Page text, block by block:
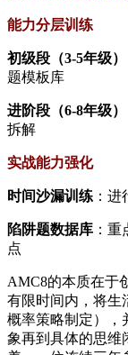
​能力分层训练​
​初级段（3-5年级）​
题模板库
​进阶段（6-8年级）​
拆解
​实战能力强化​
​时间沙漏训练​ ：
​陷阱题数据库​ ：
点
AMC8的本质在于
有限时间内，将生
概率策略制定），
象再到具体的思维